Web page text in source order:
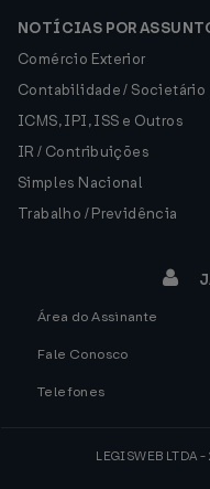
NOTÍCIAS POR
Comércio Exterior
Contabilidade / Societário
ICMS, IPI, ISS e Outros
IR / Contribuições
Simples Nacional
Trabalho / Previdência
Área do Assinante
Fale Conosco
Telefones
LEGISWEB LTDA